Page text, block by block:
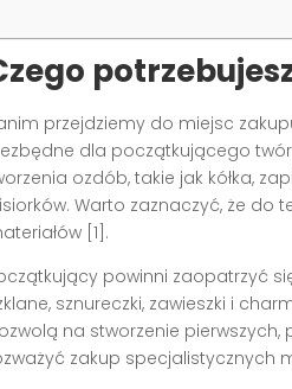
przejdziemy do miejsc
dla początkującego
ozdób, takie jak kółka,
Warto zaznaczyć, że do
[1].
powinni zaopatrzyć
sznureczki, zawieszki i
na stworzenie
zakup specjalistycznych